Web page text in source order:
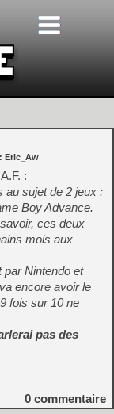
Eric_Aw
:
au sujet de 2 jeux :
Boy Advance.
ces deux
mois aux
par Nintendo et
encore avoir le
fois sur 10 ne
pas des
0 commentaire